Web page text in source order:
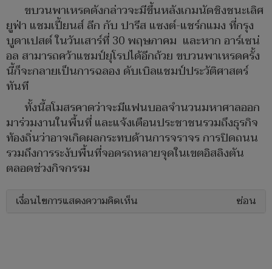
ขบวนพาเหรดดังกล่าวจะมีขึ้นหลังเกมนัดชิงชนะเลิศ
ยูฟ่า แชมเปี้ยนส์ ลีก กับ ปารีส แซงต์-แชร์กแมง ที่กรุง
บูดาเปสต์ ในวันเสาร์ที่ 30 พฤษภาคม และหาก อาร์เซน่
อล สามารถคว้าแชมป์ยุโรปได้อีกถ้วย ขบวนพาเหรดครั้ง
นี้ก็จะกลายเป็นการฉลอง ดับเบิลแชมป์ประวัติศาสตร์
ทันที
ทั้งนี้สโมสรคาดว่าจะมีแฟนบอลจำนวนมหาศาลออก
มาร่วมงานในพื้นที่ และแจ้งเตือนประชาชนรวมถึงธุรกิจ
ท้องถิ่นว่าอาจเกิดผลกระทบด้านการจราจร การปิดถนน
รวมถึงการระงับพื้นที่จอดรถหลายจุดในเขตอิสลิงตัน
ตลอดช่วงกิจกรรม
เงื่อนไขการแสดงความคิดเห็น ซ่อน